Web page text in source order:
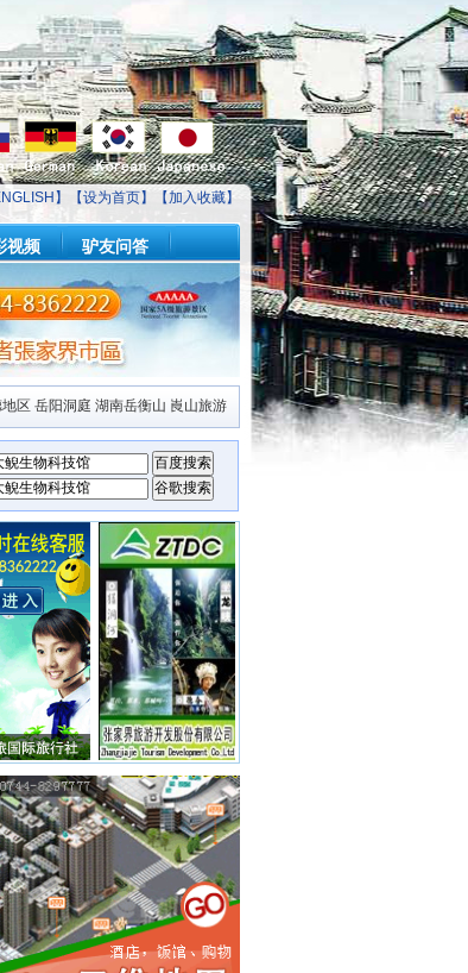
】【设为首页】【加入收藏】
视频 驴友问答
区 岳阳洞庭 湖南岳衡山 崀山旅游